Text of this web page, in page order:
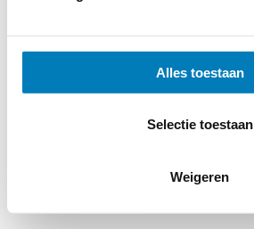
Alles toestaan
Selectie toestaan
Weigeren